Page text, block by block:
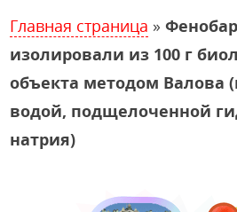
Главная страница »
изолировали из 100 г
объекта методом Валова
водой, подщелоченной
натрия)